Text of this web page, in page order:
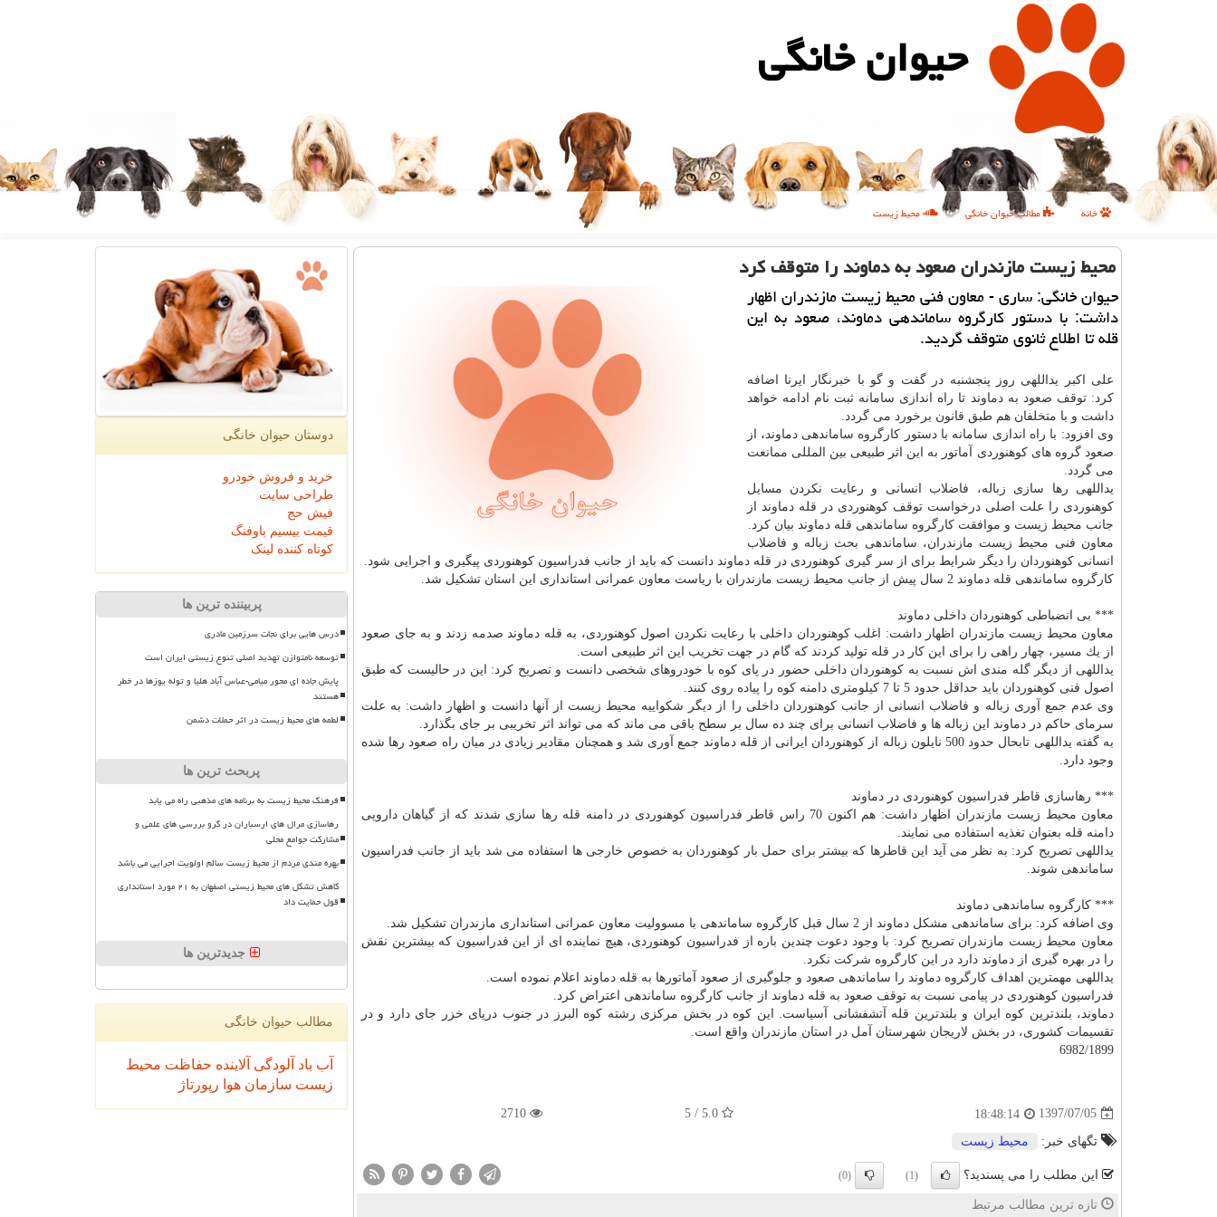
حیوان خانگی
خانه مطالب حیوان خانگی محیط زیست
محیط زیست مازندران صعود به دماوند را متوقف كرد
حیوان خانگی: ساری - معاون فنی محیط زیست مازندران اظهار
داشت: با دستور كارگروه ساماندهی دماوند، صعود به این
قله تا اطلاع ثانوی متوقف گردید.
علی اكبر یداللهی روز پنجشنبه در گفت و گو با خبرنگار ایرنا اضافه
كرد: توقف صعود به دماوند تا راه اندازی سامانه ثبت نام ادامه خواهد
داشت و با متخلفان هم طبق قانون برخورد می گردد.
وی افزود: با راه اندازی سامانه با دستور كارگروه ساماندهی دماوند، از
صعود گروه های كوهنوردی آماتور به این اثر طبیعی بین المللی ممانعت
می گردد.
یداللهی رها سازی زباله، فاضلاب انسانی و رعایت نكردن مسایل
كوهنوردی را علت اصلی درخواست توقف كوهنوردی در قله دماوند از
جانب محیط زیست و موافقت كارگروه ساماندهی قله دماوند بیان كرد.
معاون فنی محیط زیست مازندران، ساماندهی بحث زباله و فاضلاب
انسانی كوهنوردان را دیگر شرایط برای از سر گیری كوهنوردی در قله دماوند دانست كه باید از جانب فدراسیون كوهنوردی پیگیری و اجرایی شود.
كارگروه ساماندهی قله دماوند 2 سال پیش از جانب محیط زیست مازندران با ریاست معاون عمرانی استانداری این استان تشكیل شد.
*** بی انضباطی كوهنوردان داخلی دماوند
معاون محیط زیست مازندران اظهار داشت: اغلب كوهنوردان داخلی با رعایت نكردن اصول كوهنوردی، به قله دماوند صدمه زدند و به جای صعود
از یك مسیر، چهار راهی را برای این كار در قله تولید كردند كه گام در جهت تخریب این اثر طبیعی است.
یداللهی از دیگر گله مندی اش نسبت به كوهنوردان داخلی حضور در پای كوه با خودروهای شخصی دانست و تصریح كرد: این در حالیست كه طبق
اصول فنی كوهنوردان باید حداقل حدود 5 تا 7 كیلومتری دامنه كوه را پیاده روی كنند.
وی عدم جمع آوری زباله و فاضلاب انسانی از جانب كوهنوردان داخلی را از دیگر شكواییه محیط زیست از آنها دانست و اظهار داشت: به علت
سرمای حاكم در دماوند این زباله ها و فاضلاب انسانی برای چند ده سال بر سطح باقی می ماند كه می تواند اثر تخریبی بر جای بگذارد.
به گفته یداللهی تابحال حدود 500 نایلون زباله از كوهنوردان ایرانی از قله دماوند جمع آوری شد و همچنان مقادیر زیادی در میان راه صعود رها شده
وجود دارد.
*** رهاسازی قاطر فدراسیون كوهنوردی در دماوند
معاون محیط زیست مازندران اظهار داشت: هم اكنون 70 راس قاطر فدراسیون كوهنوردی در دامنه قله رها سازی شدند كه از گیاهان دارویی
دامنه قله بعنوان تغذیه استفاده می نمایند.
یداللهی تصریح كرد: به نظر می آید این قاطرها كه بیشتر برای حمل بار كوهنوردان به خصوص خارجی ها استفاده می شد باید از جانب فدراسیون
ساماندهی شوند.
*** كارگروه ساماندهی دماوند
وی اضافه كرد: برای ساماندهی مشكل دماوند از 2 سال قبل كارگروه ساماندهی با مسوولیت معاون عمرانی استانداری مازندران تشكیل شد.
معاون محیط زیست مازندران تصریح كرد: با وجود دعوت چندین باره از فدراسیون كوهنوردی، هیچ نماینده ای از این فدراسیون كه بیشترین نقش
را در بهره گیری از دماوند دارد در این كارگروه شركت نكرد.
یداللهی مهمترین اهداف كارگروه دماوند را ساماندهی صعود و جلوگیری از صعود آماتورها به قله دماوند اعلام نموده است.
فدراسیون كوهنوردی در پیامی نسبت به توقف صعود به قله دماوند از جانب كارگروه ساماندهی اعتراض كرد.
دماوند، بلندترین كوه ایران و بلندترین قله آتشفشانی آسیاست. این كوه در بخش مركزی رشته كوه البرز در جنوب دریای خزر جای دارد و در
تقسیمات كشوری، در بخش لاریجان شهرستان آمل در استان مازندران واقع است.
6982/1899
1397/07/05
18:48:14
5.0 / 5
2710
تگهای خبر: محیط زیست
این مطلب را می پسندید؟ (1)
(0)
تازه ترین مطالب مرتبط
دوستان حیوان خانگی
خرید و فروش خودرو
طراحی سایت
فیش حج
قیمت بیسیم باوفنگ
کوتاه کننده لینک
پربیننده ترین ها
درس هایی برای نجات سرزمین مادری
توسعه نامتوازن تهدید اصلی تنوع زیستی ایران است
پایش جاده ای محور میامی-عباس آباد هلیا و توله یوزها در خطر
هستند
لطمه های محیط زیست در اثر حملات دشمن
پربحث ترین ها
فرهنگ محیط زیست به برنامه های مذهبی راه می یابد
رهاسازی مرال های ارسباران در گرو بررسی های علمی و
مشارکت جوامع محلی
بهره مندی مردم از محیط زیست سالم اولویت اجرایی می باشد
کاهش تشکل های محیط زیستی اصفهان به ۲۱ مورد استانداری
قول حمایت داد
جدیدترین ها
مطالب حیوان خانگی
آب باد آلودگی آلاینده حفاظت محیط
زیست سازمان هوا رپورتاژ